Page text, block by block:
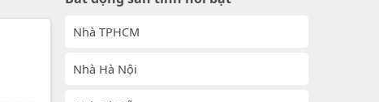
Nhà TPHCM
Nhà Hà Nội